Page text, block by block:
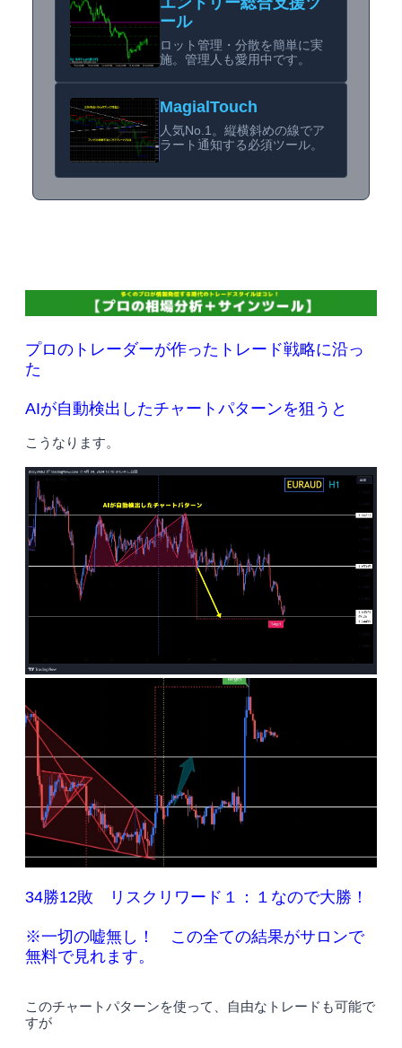
ール
ロット管理・分散を簡単に実
施。管理人も愛用中です。
MagialTouch
人気No.1。縦横斜めの線でア
ラート通知する必須ツール。
プロのトレーダーが作ったトレード戦略に沿っ
た
AIが自動検出したチャートパターンを狙うと
こうなります。
34勝12敗 リスクリワード１：１なので大勝！
※一切の嘘無し！ この全ての結果がサロンで
無料で見れます。
このチャートパターンを使って、自由なトレードも可能で
すが